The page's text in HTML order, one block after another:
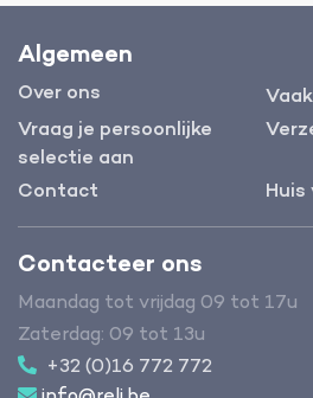
Algemeen
Over ons
Vraag je persoonlijke
selectie aan
Contact Huis
Contacteer ons
Maandag tot vrijdag 09 tot 17u
Zaterdag: 09 tot 13u
+32 (0)16 772 772